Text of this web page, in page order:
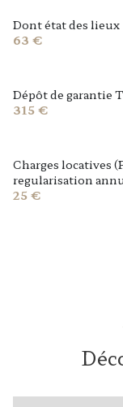
Dont état des lieux
63 €
Dépôt de garantie
315 €
Charges locatives
regularisation
25 €